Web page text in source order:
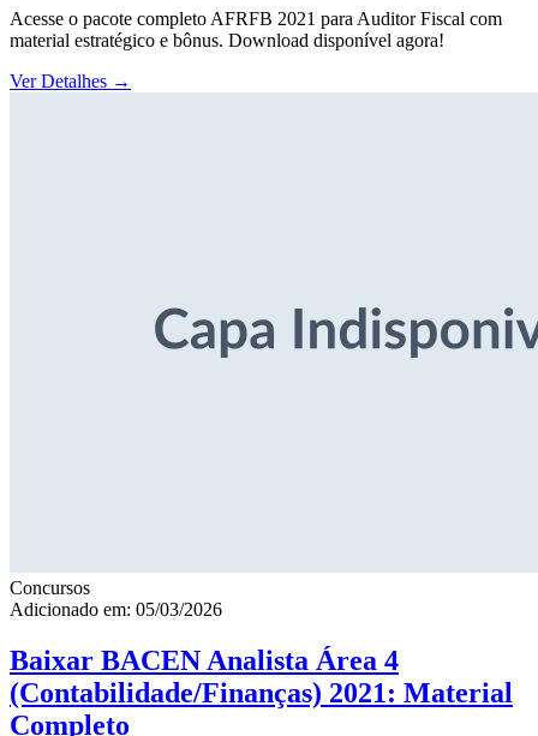
Acesse o pacote completo AFRFB 2021 para Auditor Fiscal com
material estratégico e bônus. Download disponível agora!
Ver Detalhes →
Concursos
Adicionado em: 05/03/2026
Baixar BACEN Analista Área 4
(Contabilidade/Finanças) 2021: Material
Completo